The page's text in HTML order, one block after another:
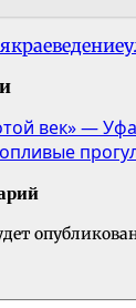
краеведение
век» —